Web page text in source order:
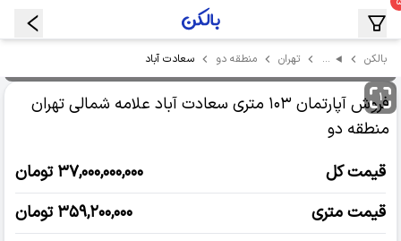
بالکن … تهران منطقه دو سعادت آباد
۱
فروش آپارتمان ۱۰۳ متری سعادت آباد علامه شمالی
تهران
منطقه دو
قیمت کل
۳۷,۰۰۰,۰۰۰,۰۰۰ تومان
قیمت متری
۳۵۹,۲۰۰,۰۰۰ تومان